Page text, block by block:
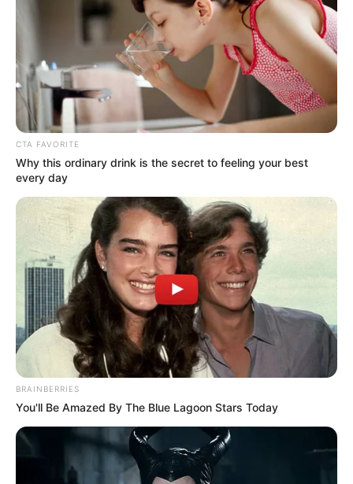
CTA FAVORITE
Why this ordinary drink is the secret to feeling your best
every day
BRAINBERRIES
You'll Be Amazed By The Blue Lagoon Stars Today